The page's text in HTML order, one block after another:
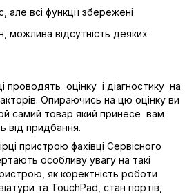
але всі функції збережені
відсутність деяких
проводять оцінку і діагностику на
Опираючись на цю оцінку ви
самий товар який принесе вам
від придбання.
пристрою фахівці Сервісного
особливу увагу на такі
як коректність роботи
та TouchPad, стан портів,